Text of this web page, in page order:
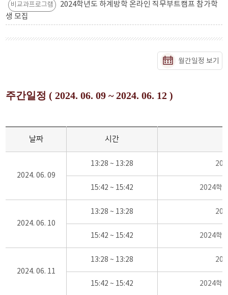
비교과프로그램
2024학년도 하계방학 온라인 직무부트캠프 참가학
생 모집
월간일정 보기
주간일정 ( 2024. 06. 09 ~ 2024. 06. 12 )
날짜 시간
2024. 06. 09
13:28 ~ 13:28
15:42 ~ 15:42 2024학
2024. 06. 10
13:28 ~ 13:28
15:42 ~ 15:42 2024학
2024. 06. 11
13:28 ~ 13:28
15:42 ~ 15:42 2024학